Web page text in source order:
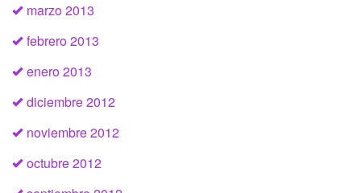
marzo 2013
febrero 2013
enero 2013
diciembre 2012
noviembre 2012
octubre 2012